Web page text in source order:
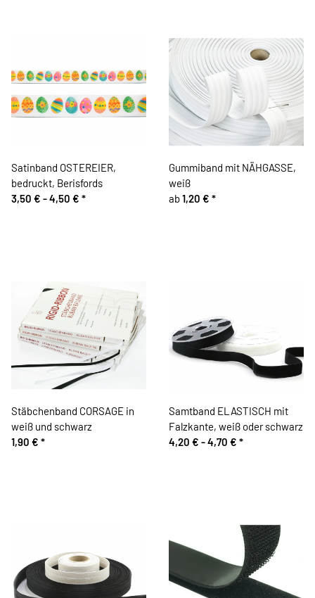
Satinband OSTEREIER,
bedruckt, Berisfords
3,50 € -4,50 € *
Gummiband mit NÄHGASSE,
weiß
ab1,20 € *
Stäbchenband CORSAGE in
weiß und schwarz
1,90 € *
Samtband ELASTISCH mit
Falzkante, weiß oder schwarz
4,20 € -4,70 € *